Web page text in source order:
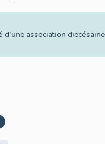
d'une association diocésaine